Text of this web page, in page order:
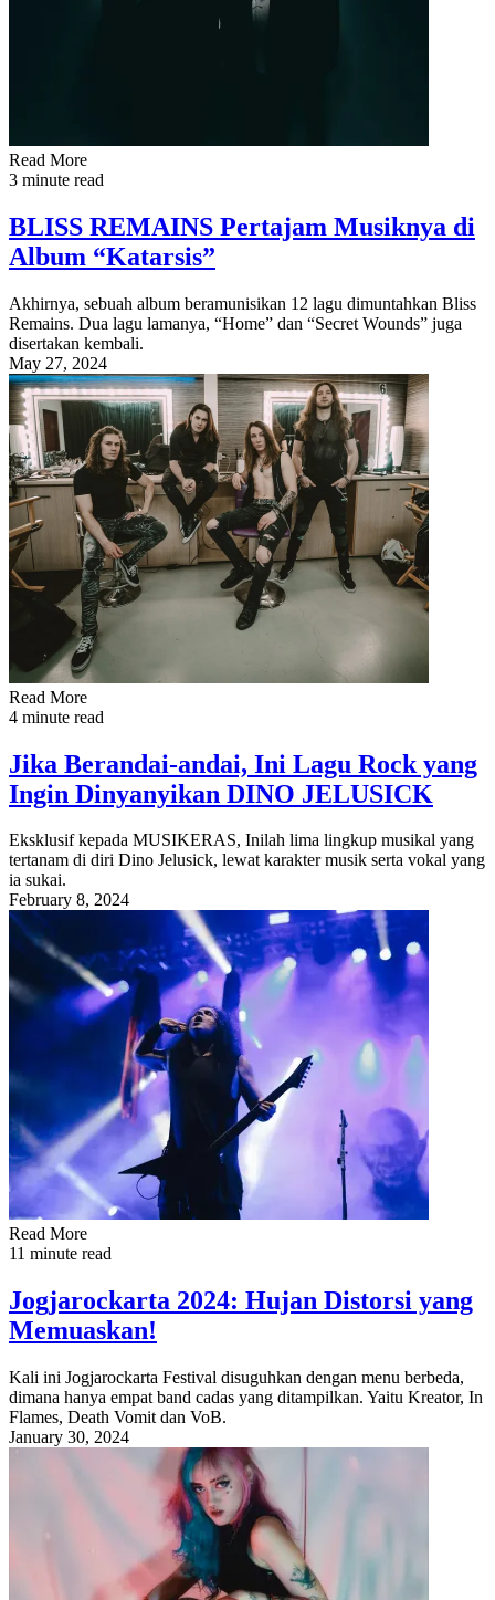
Read More
3 minute read
BLISS REMAINS Pertajam Musiknya di
Album “Katarsis”
Akhirnya, sebuah album beramunisikan 12 lagu dimuntahkan Bliss
Remains. Dua lagu lamanya, “Home” dan “Secret Wounds” juga
disertakan kembali.
May 27, 2024
Read More
4 minute read
Jika Berandai-andai, Ini Lagu Rock yang
Ingin Dinyanyikan DINO JELUSICK
Eksklusif kepada MUSIKERAS, Inilah lima lingkup musikal yang
tertanam di diri Dino Jelusick, lewat karakter musik serta vokal yang
ia sukai.
February 8, 2024
Read More
11 minute read
Jogjarockarta 2024: Hujan Distorsi yang
Memuaskan!
Kali ini Jogjarockarta Festival disuguhkan dengan menu berbeda,
dimana hanya empat band cadas yang ditampilkan. Yaitu Kreator, In
Flames, Death Vomit dan VoB.
January 30, 2024